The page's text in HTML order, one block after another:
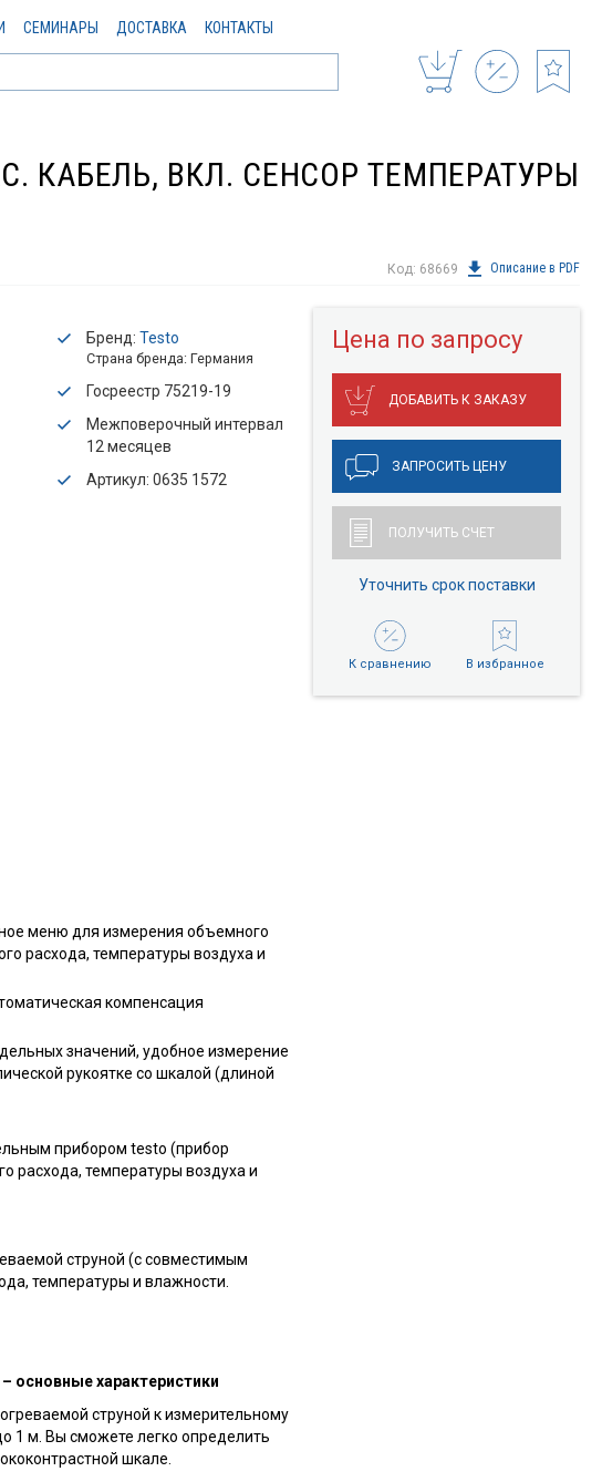
СЕМИНАРЫ ДОСТАВКА КОНТАКТЫ
КАБЕЛЬ, ВКЛ. СЕНСОР ТЕМПЕРАТУРЫ
Код: 68669 Описание в PDF
Бренд:Testo
Страна бренда: Германия
Госреестр 75219-19
Межповерочный интервал
12 месяцев
Артикул: 0635 1572
меню для измерения объемного
расхода, температуры воздуха и
компенсация
значений, удобное измерение
рукоятке со шкалой (длиной
прибором testo (прибор
расхода, температуры воздуха и
струной (с совместимым
температуры и влажности.
основные характеристики
струной к измерительному
1 м. Вы сможете легко определить
шкале.
Цена по запросу
ДОБАВИТЬ К ЗАКАЗУ
ЗАПРОСИТЬ ЦЕНУ
ПОЛУЧИТЬ СЧЕТ
Уточнить срок поставки
К сравнению В избранное